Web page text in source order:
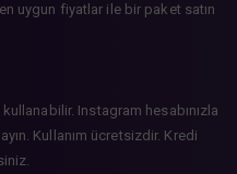
uygun fiyatlar ile bir paket satın
Instagram hesabınızla
Kullanım ücretsizdir. Kredi